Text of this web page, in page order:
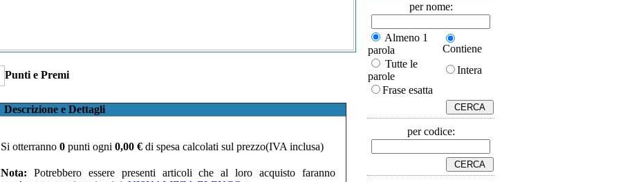
Punti e Premi
Descrizione e Dettagli
Si otterranno 0 punti ogni 0,00 € di spesa calcolati sul prezzo(IVA inclusa)
Nota: Potrebbero essere presenti articoli che al loro acquisto faranno
per nome:
Almeno 1
parola
Contiene
Tutte le
parole
Intera
Frase esatta
per codice: